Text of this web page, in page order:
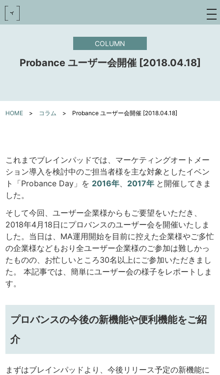
toggle
COLUMN
Probance ユーザー会開催 [2018.04.18]
HOME > コラム > Probance ユーザー会開催 [2018.04.18]
これまでブレインパッドでは、マーケティングオートメー
ション導入を検討中のご担当者様を主な対象としたイベン
ト「Probance Day」を 2016年 2017年 と開催してきま
した。
そして今回、ユーザー企業様からもご要望をいただき、
2018年4月18日にプロバンスのユーザー会を開催いたしま
した。当日は、MA運用開始を目前に控えた企業様やご多忙
の企業様などもおり全ユーザー企業様のご参加は難しかっ
たものの、お忙しいところ30名以上にご参加いただきまし
た。 本記事では、簡単にユーザー会の様子をレポートしま
す。
プロバンスの今後の新機能や便利機能をご紹
介
まずはブレインパッドより、今後リリース予定の新機能に